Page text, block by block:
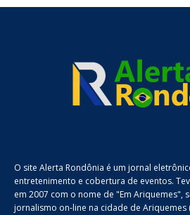
O site Alerta Rondônia é um jornal
entretenimento e cobertura de eventos.
em 2007 com o nome de "Em Ariquemes",
jornalismo on-line na cidade de Ariquemes